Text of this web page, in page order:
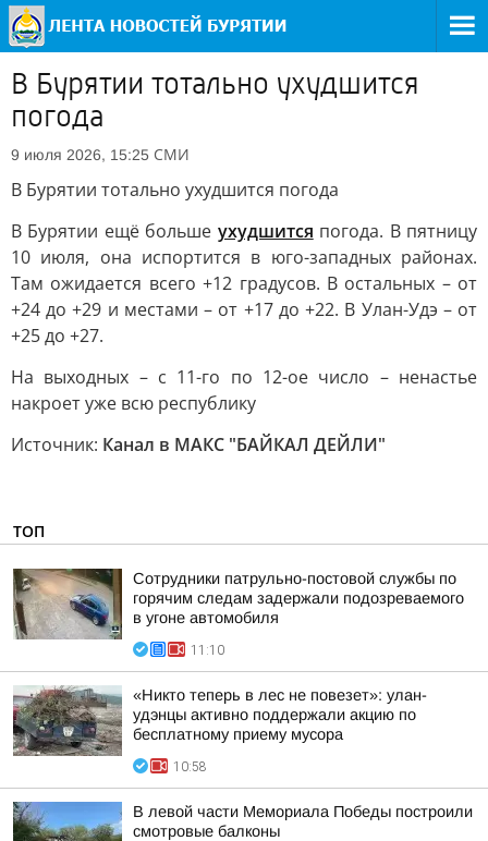
В Бурятии тотально ухудшится
погода
9 июля 2026, 15:25 СМИ
В Бурятии тотально ухудшится погода
В Бурятии ещё больше ухудшится погода. В пятницу
10 июля, она испортится в юго-западных районах.
Там ожидается всего +12 градусов. В остальных – от
+24 до +29 и местами – от +17 до +22. В Улан-Удэ – от
+25 до +27.
На выходных – с 11-го по 12-ое число – ненастье
накроет уже всю республику
Источник: Канал в МАКС "БАЙКАЛ ДЕЙЛИ"
ТОП
Сотрудники патрульно-постовой службы по
горячим следам задержали подозреваемого
в угоне автомобиля
11:10
«Никто теперь в лес не повезет»: улан-
удэнцы активно поддержали акцию по
бесплатному приему мусора
10:58
В левой части Мемориала Победы построили
смотровые балконы